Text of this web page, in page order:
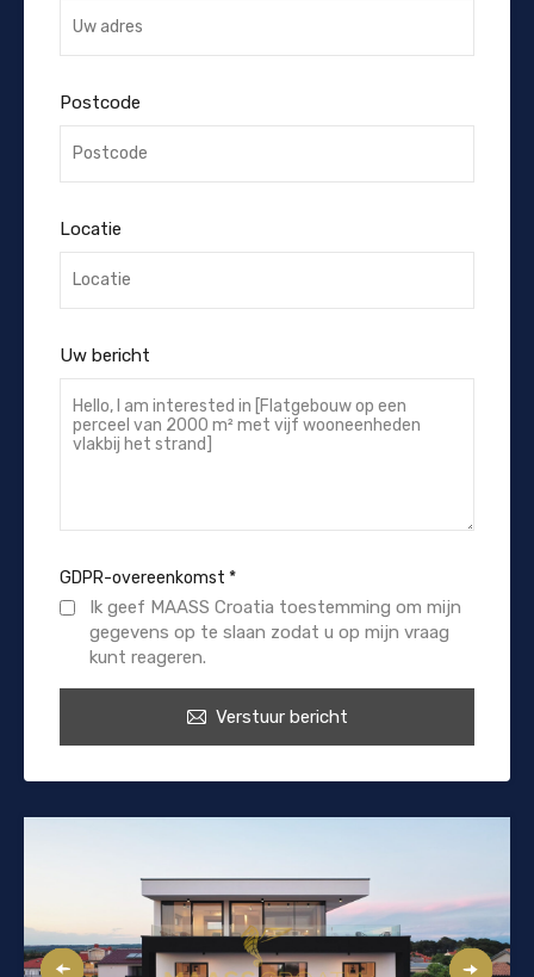
Postcode
Locatie
Uw bericht
GDPR-overeenkomst *
Ik geef MAASS Croatia toestemming om mijn
gegevens op te slaan zodat u op mijn vraag
kunt reageren.
Verstuur bericht